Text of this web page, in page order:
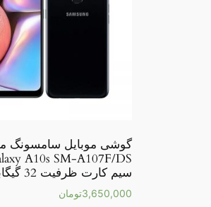
گوشی موبایل سامسونگ
سیم کارت ظرفیت 32 گیگابایت
3,650,000تومان